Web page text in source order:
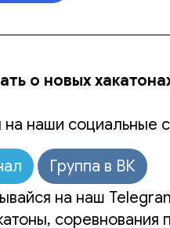
о новых
наши социальные
Группа в ВК
на наш
соревнования